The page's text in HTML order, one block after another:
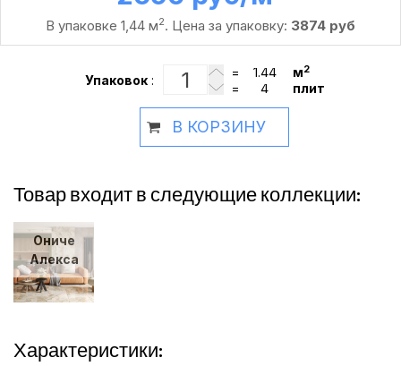
В упаковке 1,44 м2. Цена за упаковку: 3874 руб
Упаковок :
= м2
= плит
В КОРЗИНУ
Товар входит в следующие коллекции:
Ониче
Алекса
Характеристики: